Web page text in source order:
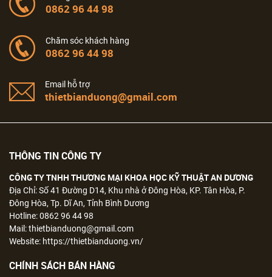
0862 96 44 98
Chăm sóc khách hàng
0862 96 44 98
Email hỗ trợ
thietbianduong@gmail.com
THÔNG TIN CÔNG TY
CÔNG TY TNHH THƯƠNG MẠI KHOA HỌC KỸ THUẬT AN DƯƠNG
Địa Chỉ: Số 41 Đường D14, Khu nhà ở Đông Hòa, KP. Tân Hòa, P.
Đông Hòa, Tp. Dĩ An, Tỉnh Bình Dương
Hotline: 0862 96 44 98
Mail: thietbianduong@gmail.com
Website: https://thietbianduong.vn/
CHÍNH SÁCH BÁN HÀNG